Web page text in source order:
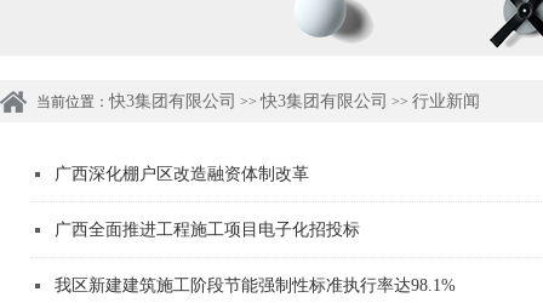
当前位置：快3集团有限公司 >>快3集团有限公司 >> 行业新闻
广西深化棚户区改造融资体制改革
广西全面推进工程施工项目电子化招投标
我区新建建筑施工阶段节能强制性标准执行率达98.1%